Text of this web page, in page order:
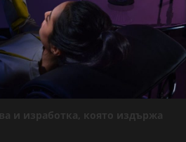
и изработка, която издържа